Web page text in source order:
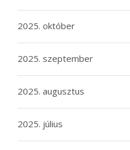
2025. október
2025. szeptember
2025. augusztus
2025. július